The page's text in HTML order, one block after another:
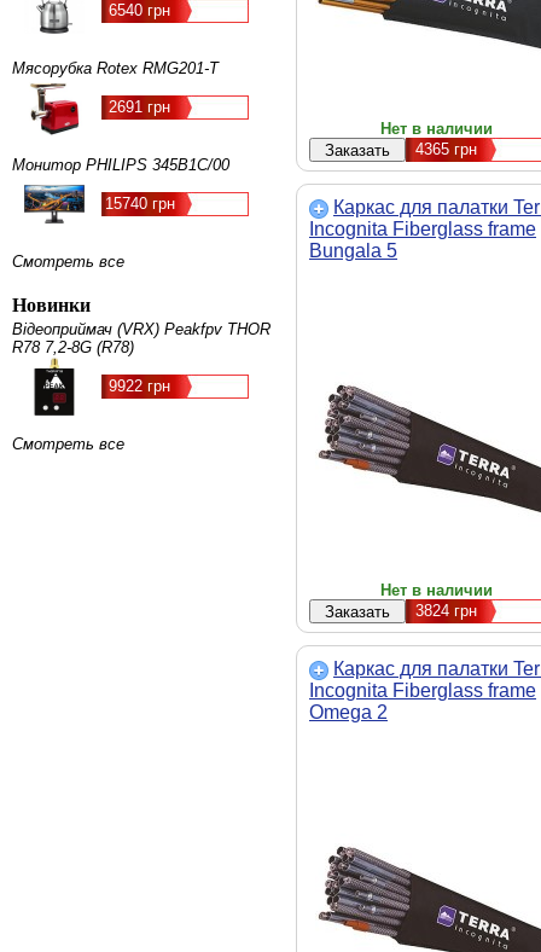
6540 грн
Мясорубка Rotex RMG201-T
2691 грн
Монитор PHILIPS 345B1C/00
15740 грн
Смотреть все
Новинки
Відеоприймач (VRX) Peakfpv THOR
R78 7,2-8G (R78)
9922 грн
Смотреть все
Нет в наличии
4365 грн
Каркас для палатки
Incognita Fiberglass frame
Bungala 5
Нет в наличии
3824 грн
Каркас для палатки
Incognita Fiberglass frame
Omega 2